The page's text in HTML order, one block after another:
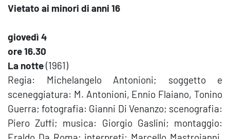
Vietato ai minori di anni 16
giovedì 4
ore 16.30
La notte(1961)
Regia: Michelangelo Antonioni; soggetto e
sceneggiatura: M. Antonioni, Ennio Flaiano, Tonino
Guerra; fotografia: Gianni Di Venanzo; scenografia:
Piero Zuffi; musica: Giorgio Gaslini; montaggio: